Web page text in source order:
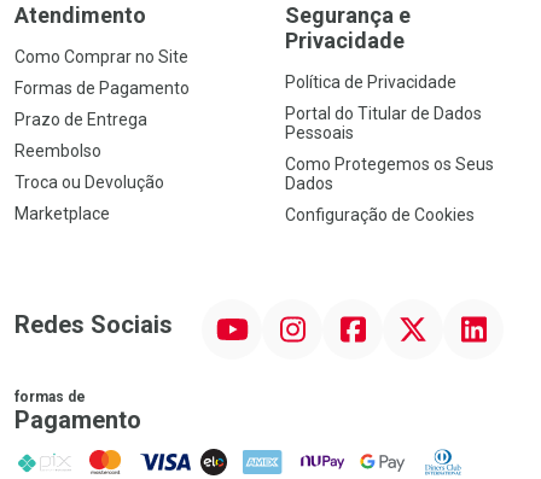
Atendimento
Como Comprar no Site
Formas de Pagamento
Prazo de Entrega
Reembolso
Troca ou Devolução
Marketplace
Segurança e
Privacidade
Política de Privacidade
Portal do Titular de Dados
Pessoais
Como Protegemos os Seus
Dados
Configuração de Cookies
Redes Sociais InstagramFacebook Linkedin
formas de
Pagamento
PIX MasterCard
VISA ELO AMEX NuPay Google PayDiners Club